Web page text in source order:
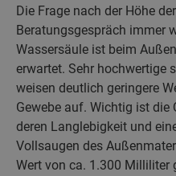
Die Frage nach der Höhe
Beratungsgespräch immer
Wassersäule ist beim
erwartet. Sehr hochwertige
weisen deutlich geringere
Gewebe auf. Wichtig ist die
deren Langlebigkeit und
Vollsaugen des
Wert von ca. 1.300